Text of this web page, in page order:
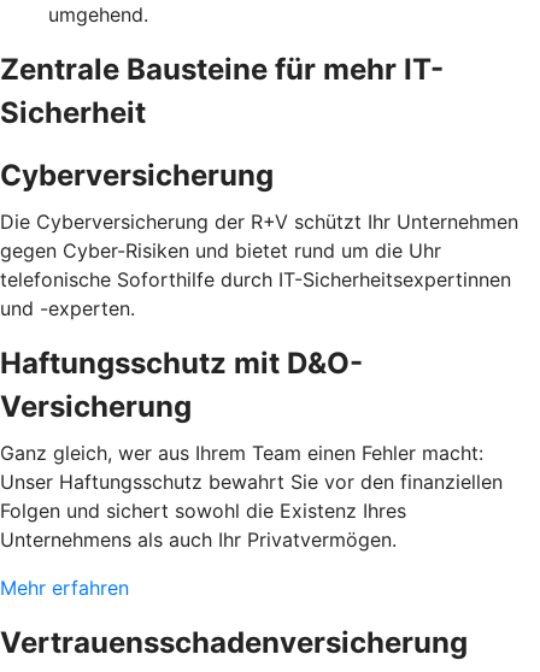
umgehend.
Zentrale Bausteine für mehr IT-
Sicherheit
Cyberversicherung
Die Cyberversicherung der R+V schützt Ihr Unternehmen
gegen Cyber-Risiken und bietet rund um die Uhr
telefonische Soforthilfe durch IT-Sicherheitsexpertinnen
und -experten.
Haftungsschutz mit D&O-
Versicherung
Ganz gleich, wer aus Ihrem Team einen Fehler macht:
Unser Haftungsschutz bewahrt Sie vor den finanziellen
Folgen und sichert sowohl die Existenz Ihres
Unternehmens als auch Ihr Privatvermögen.
Mehr erfahren
Vertrauensschadenversicherung